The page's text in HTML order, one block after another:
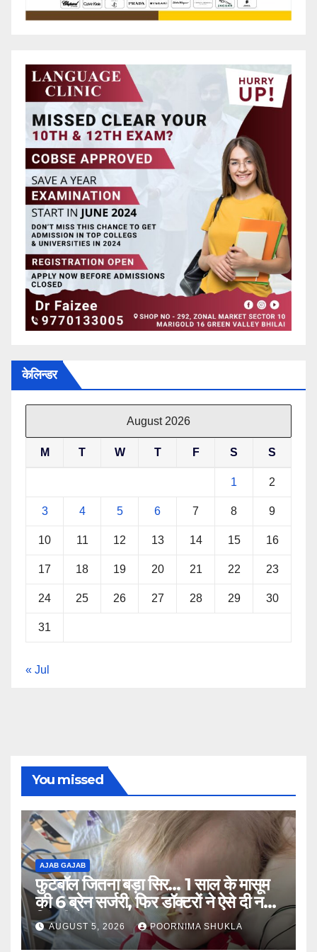
केलिन्डर
August 2026
M T W T F S S
1 2
3 4 5 6 7 8 9
10 11 12 13 14 15 16
17 18 19 20 21 22 23
24 25 26 27 28 29 30
31
« Jul
You missed
AJAB GAJAB
फुटबॉल जितना बड़ा सिर… 1 साल के मासूम
की 6 ब्रेन सर्जरी, फिर डॉक्टरों ने ऐसे दी नई
जिंदगी…
AUGUST 5, 2026 POORNIMA SHUKLA